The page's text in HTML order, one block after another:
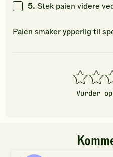
5. Stek paien videre
Paien smaker ypperlig til
1
stjerner
2
3
Vurder